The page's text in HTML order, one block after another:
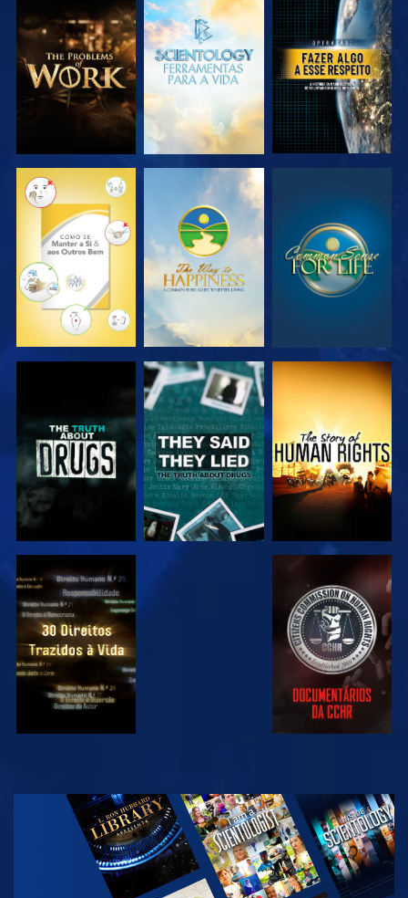
EXPLORAR A
SÉRIE
EXPLORAR A
SÉRIE
VER
VER VER VER
VER VER
VER VER
VER
EXPLORAR A
SÉRIE